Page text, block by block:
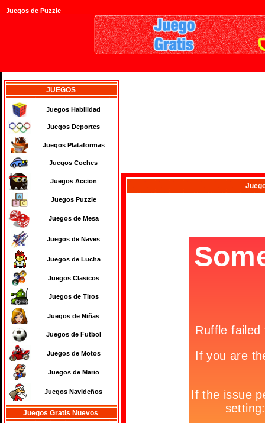
Juegos de Puzzle
JUEGOS
Juegos Habilidad
Juegos Deportes
Juegos Plataformas
Juegos Coches
Juegos Accion
Juegos Puzzle
Juegos de Mesa
Juegos de Naves
Juegos de Lucha
Juegos Clasicos
Juegos de Tiros
Juegos de Niñas
Juegos de Futbol
Juegos de Motos
Juegos de Mario
Juegos Navideños
Juegos Gratis Nuevos